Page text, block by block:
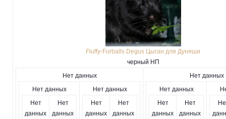
Fluffy-Furballs Degus Цыган для Дуняши
черный НП
Нет данных
Нет данных
Нет
данных
Нет
данных
Нет данных
Нет
данных
Нет
данных
Нет данных
Нет данных
Нет
данных
Нет
данных